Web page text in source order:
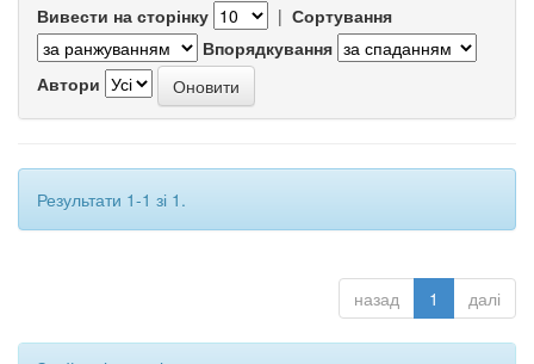
Вивести на сторінку | Сортування
Впорядкування
Автори
Результати 1-1 зі 1.
назад 1 далі